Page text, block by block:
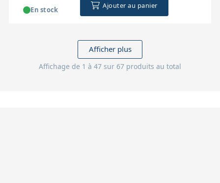
Ajouter au panier
En stock
Affichage de 1 à 47 sur 67 produits au total
Afficher plus